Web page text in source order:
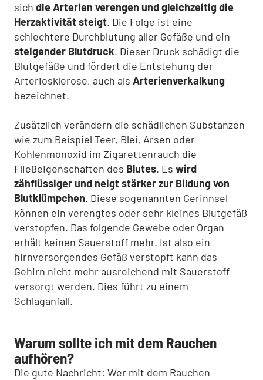
sich die Arterien verengen und gleichzeitig die
Herzaktivität steigt. Die Folge ist eine
schlechtere Durchblutung aller Gefäße und ein
steigender Blutdruck. Dieser Druck schädigt die
Blutgefäße und fördert die Entstehung der
Arteriosklerose, auch als Arterienverkalkung
bezeichnet.
Zusätzlich verändern die schädlichen Substanzen
wie zum Beispiel Teer, Blei, Arsen oder
Kohlenmonoxid im Zigarettenrauch die
Fließeigenschaften des Blutes. Es wird
zähflüssiger und neigt stärker zur Bildung von
Blutklümpchen. Diese sogenannten Gerinnsel
können ein verengtes oder sehr kleines Blutgefäß
verstopfen. Das folgende Gewebe oder Organ
erhält keinen Sauerstoff mehr. Ist also ein
hirnversorgendes Gefäß verstopft kann das
Gehirn nicht mehr ausreichend mit Sauerstoff
versorgt werden. Dies führt zu einem
Schlaganfall.
Warum sollte ich mit dem Rauchen
aufhören?
Die gute Nachricht: Wer mit dem Rauchen